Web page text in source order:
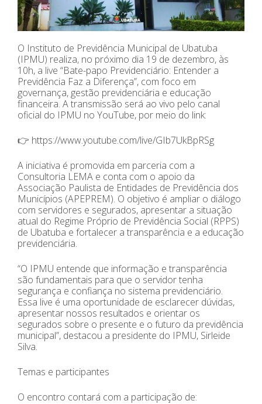
O Instituto de Previdência Municipal de Ubatuba
(IPMU) realiza, no próximo dia 19 de dezembro, às
10h, a live “Bate-papo Previdenciário: Entender a
Previdência Faz a Diferença”, com foco em
governança, gestão previdenciária e educação
financeira. A transmissão será ao vivo pelo canal
oficial do IPMU no YouTube, por meio do link:
👉 https://www.youtube.com/live/GIb7UkBpRSg
A iniciativa é promovida em parceria com a
Consultoria LEMA e conta com o apoio da
Associação Paulista de Entidades de Previdência dos
Municípios (APEPREM). O objetivo é ampliar o diálogo
com servidores e segurados, apresentar a situação
atual do Regime Próprio de Previdência Social (RPPS)
de Ubatuba e fortalecer a transparência e a educação
previdenciária.
“O IPMU entende que informação e transparência
são fundamentais para que o servidor tenha
segurança e confiança no sistema previdenciário.
Essa live é uma oportunidade de esclarecer dúvidas,
apresentar nossos resultados e orientar os
segurados sobre o presente e o futuro da previdência
municipal”, destacou a presidente do IPMU, Sirleide
Silva.
Temas e participantes
O encontro contará com a participação de: